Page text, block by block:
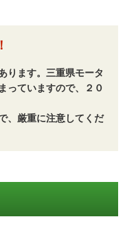
ります。三重県モータ
っていますので、２０
、厳重に注意してくだ